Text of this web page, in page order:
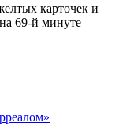
карточек и
69-й минуте —